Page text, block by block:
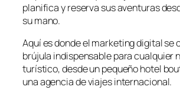
planifica y reserva sus aventuras
su mano.
Aquí es donde el marketing digital se
brújula indispensable para cualquier
turístico, desde un pequeño hotel
una agencia de viajes internacional.